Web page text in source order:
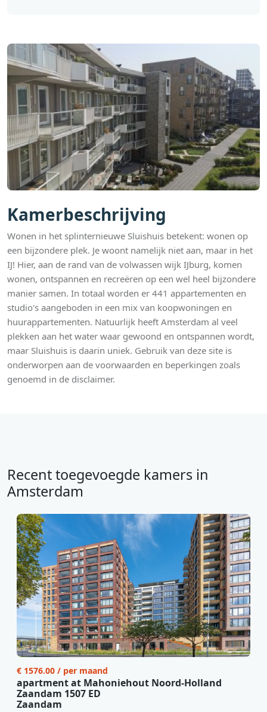
Kamerbeschrijving
Wonen in het splinternieuwe Sluishuis betekent: wonen op
een bijzondere plek. Je woont namelijk niet aan, maar in het
IJ! Hier, aan de rand van de volwassen wijk IJburg, komen
wonen, ontspannen en recreëren op een wel heel bijzondere
manier samen. In totaal worden er 441 appartementen en
studio's aangeboden in een mix van koopwoningen en
huurappartementen. Natuurlijk heeft Amsterdam al veel
plekken aan het water waar gewoond en ontspannen wordt,
maar Sluishuis is daarin uniek. Gebruik van deze site is
onderworpen aan de voorwaarden en beperkingen zoals
genoemd in de disclaimer.
Recent toegevoegde kamers in
Amsterdam
€ 1576.00 / per maand
apartment at Mahoniehout Noord-Holland
Zaandam 1507 ED
Zaandam